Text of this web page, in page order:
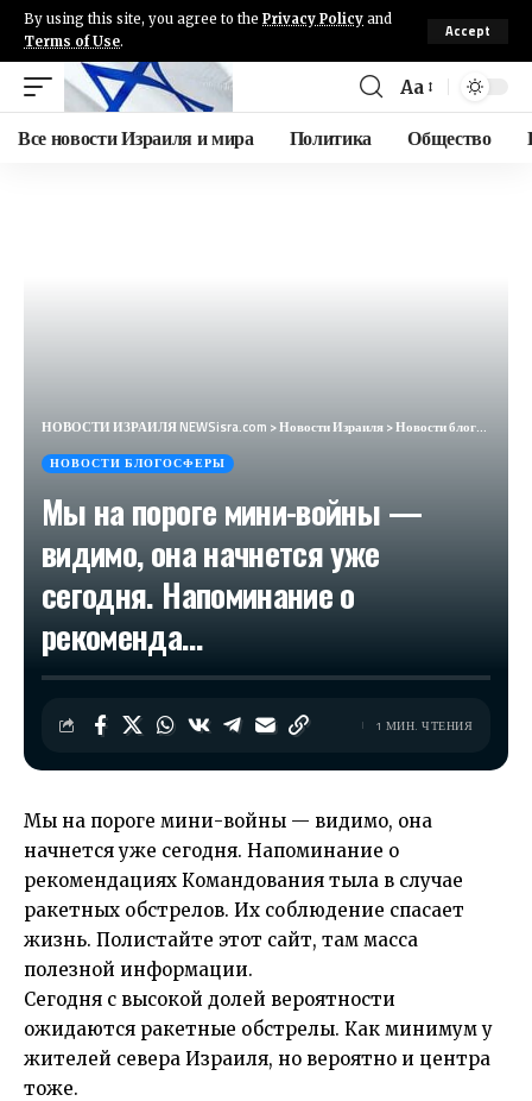
By using this site, you agree to the Privacy Policy and
Terms of Use.
Accept
Aa
Все новости Израиля и мира Политика Общество
НОВОСТИ ИЗРАИЛЯ NEWSisra.com >Новости Израиля>Новости блогосферы
НОВОСТИ БЛОГОСФЕРЫ
Мы на пороге мини-войны —
видимо, она начнется уже
сегодня. Напоминание о
рекоменда…
1 МИН. ЧТЕНИЯ
Мы на пороге мини-войны — видимо, она
начнется уже сегодня. Напоминание о
рекомендациях Командования тыла в случае
ракетных обстрелов. Их соблюдение спасает
жизнь. Полистайте этот сайт, там масса
полезной информации.
Сегодня с высокой долей вероятности
ожидаются ракетные обстрелы. Как минимум у
жителей севера Израиля, но вероятно и центра
тоже.